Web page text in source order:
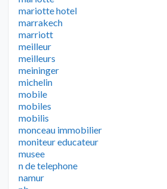
mariotte hotel
marrakech
marriott
meilleur
meilleurs
meininger
michelin
mobile
mobiles
mobilis
monceau immobilier
moniteur educateur
musee
n de telephone
namur